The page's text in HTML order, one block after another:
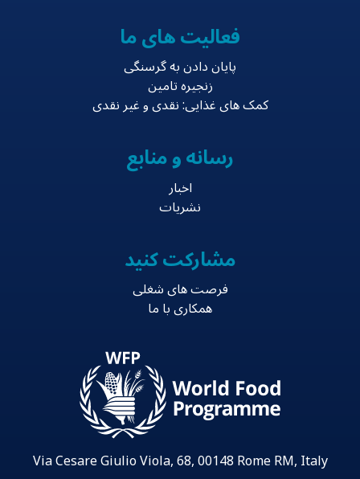
فعالیت های ما
پایان دادن به گرسنگی
زنجیره تامین
کمک های غذایی: نقدی و غیر نقدی
رسانه و منابع
اخبار
نشریات
مشارکت کنید
فرصت های شغلی
همکاری با ما
Via Cesare Giulio Viola, 68, 00148 Rome RM, Italy